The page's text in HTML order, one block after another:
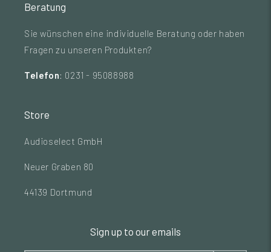
Beratung
Sie wünschen eine individuelle Beratung oder haben
Fragen zu unseren Produkten?
Telefon: 0231 - 95088988
Store
Audioselect GmbH
Neuer Graben 80
44139 Dortmund
Sign up to our emails